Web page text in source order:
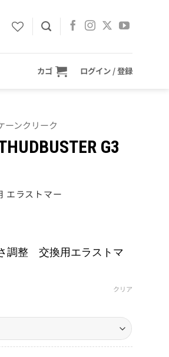
カゴ ログイン / 登録
ーンクリーク
G3
エラストマー
さ調整 交換用エラストマ
クリア